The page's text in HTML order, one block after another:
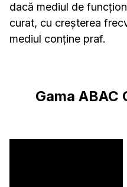
dacă mediul de
curat, cu creșterea
mediul conține praf.
Gama ABAC